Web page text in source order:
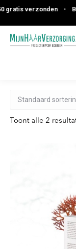
verzonden •
Toont alle 2